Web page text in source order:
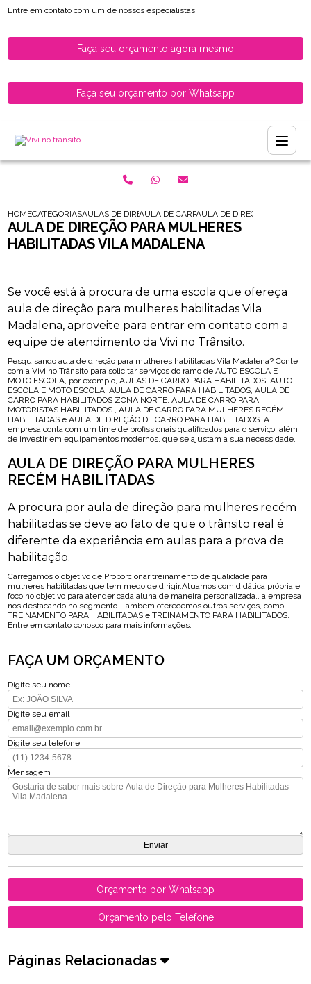
Entre em contato com um de nossos especialistas!
Faça seu orçamento agora mesmo
Faça seu orçamento por Whatsapp
HOMECATEGORIASAULAS DE DIRECAO PARA HABILITADOS
AULA DE CARRO PARA MOTORISTAS
AULA DE DIRECAO PARA
AULA DE DIREÇÃO PARA MULHERES
HABILITADAS VILA MADALENA
Se você está à procura de uma escola que ofereça
aula de direção para mulheres habilitadas Vila
Madalena, aproveite para entrar em contato com a
equipe de atendimento da Vivi no Trânsito.
Pesquisando aula de direção para mulheres habilitadas Vila Madalena? Conte
com a Vivi no Trânsito para solicitar serviços do ramo de AUTO ESCOLA E
MOTO ESCOLA, por exemplo, AULAS DE CARRO PARA HABILITADOS, AUTO
ESCOLA E MOTO ESCOLA, AULA DE CARRO PARA HABILITADOS, AULA DE
CARRO PARA HABILITADOS ZONA NORTE, AULA DE CARRO PARA
MOTORISTAS HABILITADOS , AULA DE CARRO PARA MULHERES RECÉM
HABILITADAS e AULA DE DIREÇÃO DE CARRO PARA HABILITADOS. A
empresa conta com um time de profissionais qualificados para o serviço, além
de investir em equipamentos modernos, que se ajustam a sua necessidade.
AULA DE DIREÇÃO PARA MULHERES
RECÉM HABILITADAS
A procura por aula de direção para mulheres recém
habilitadas se deve ao fato de que o trânsito real é
diferente da experiência em aulas para a prova de
habilitação.
Carregamos o objetivo de Proporcionar treinamento de qualidade para
mulheres habilitadas que tem medo de dirigir.Atuamos com didática própria e
foco no objetivo para atender cada aluna de maneira personalizada., a empresa
nos destacando no segmento. Também oferecemos outros serviços, como
TREINAMENTO PARA HABILITADAS e TREINAMENTO PARA HABILITADOS.
Entre em contato conosco para mais informações.
FAÇA UM ORÇAMENTO
Digite seu nome
Digite seu email
Digite seu telefone
Mensagem
Orçamento por Whatsapp
Orçamento pelo Telefone
Páginas Relacionadas